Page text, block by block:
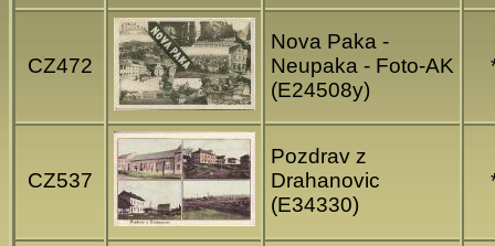
CZ472
Nova Paka -
Neupaka - Foto-AK
(E24508y)
CZ537
Pozdrav z
Drahanovic
(E34330)